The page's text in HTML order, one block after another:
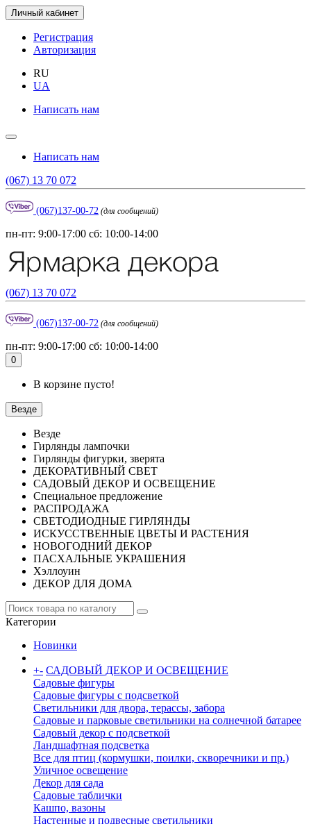
Личный кабинет
Регистрация
Авторизация
RU
UA
Написать нам
Написать нам
(067) 13 70 072
(067)137-00-72 (для сообщений)
пн-пт: 9:00-17:00 сб: 10:00-14:00
(067) 13 70 072
(067)137-00-72 (для сообщений)
пн-пт: 9:00-17:00 сб: 10:00-14:00
0
В корзине пусто!
Везде
Везде
Гирлянды лампочки
Гирлянды фигурки, зверята
ДЕКОРАТИВНЫЙ СВЕТ
САДОВЫЙ ДЕКОР И ОСВЕЩЕНИЕ
Специальное предложение
РАСПРОДАЖА
СВЕТОДИОДНЫЕ ГИРЛЯНДЫ
ИСКУССТВЕННЫЕ ЦВЕТЫ И РАСТЕНИЯ
НОВОГОДНИЙ ДЕКОР
ПАСХАЛЬНЫЕ УКРАШЕНИЯ
Хэллоуин
ДЕКОР ДЛЯ ДОМА
Категории
Новинки
+- САДОВЫЙ ДЕКОР И ОСВЕЩЕНИЕ
Садовые фигуры
Садовые фигуры с подсветкой
Светильники для двора, терассы, забора
Садовые и парковые светильники на солнечной батарее
Садовый декор с подсветкой
Ландшафтная подсветка
Все для птиц (кормушки, поилки, скворечники и пр.)
Уличное освещение
Декор для сада
Садовые таблички
Кашпо, вазоны
Настенные и подвесные светильники